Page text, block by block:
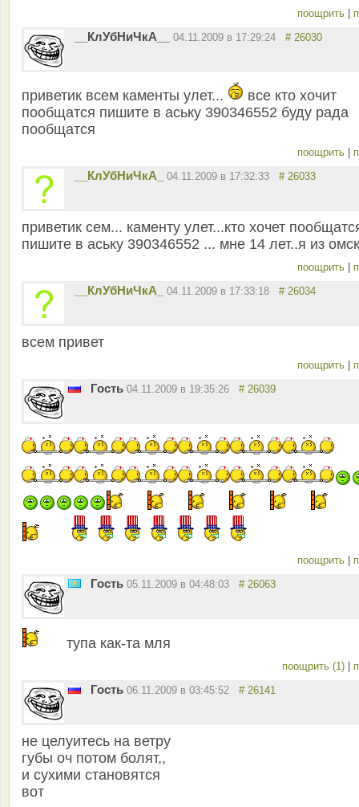
поощрить
__КлУбНиЧкА__ 04.11.2009 в 17:29:24 # 26030
приветик всем каменты улет...
все кто хочит
пообщатся пишите в аську 390346552 буду рада
пообщатся
поощрить
__КлУбНиЧкА_ 04.11.2009 в 17:32:33 # 26033
приветик сем... каменту улет...кто хочет
пишите в аську 390346552 ... мне 14 лет..я из
поощрить
__КлУбНиЧкА_ 04.11.2009 в 17:33:18 # 26034
всем привет
поощрить
Гость 04.11.2009 в 19:35:26 # 26039
поощрить
Гость 05.11.2009 в 04:48:03 # 26063
тупа как-та мля
поощрить (1)
Гость 06.11.2009 в 03:45:52 # 26141
не целуитесь на ветру
губы оч потом болят,,
и сухими становятся
вот